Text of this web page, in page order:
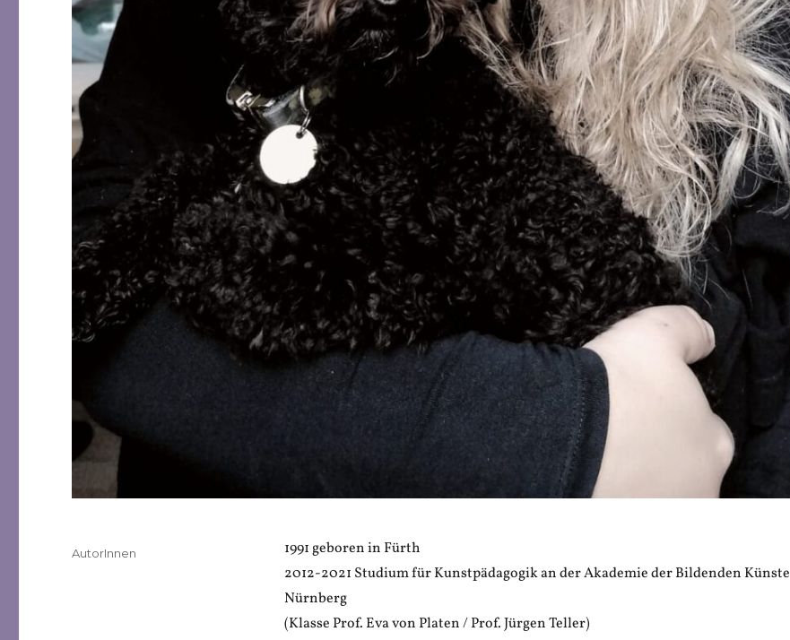
1991 geboren in Fürth
2012-2021 Studium für Kunstpädagogik an der Akademie der Bildenden Künste
Nürnberg
(Klasse Prof. Eva von Platen / Prof. Jürgen Teller)
Veröffentlicht
Kategorien
AutorInnen